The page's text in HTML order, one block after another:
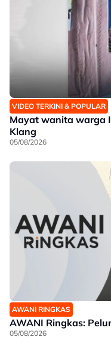
VIDEO TERKINI & POPULAR
Mayat wanita warga
Klang
05/08/2026
AWANI RINGKAS
AWANI Ringkas:
05/08/2026